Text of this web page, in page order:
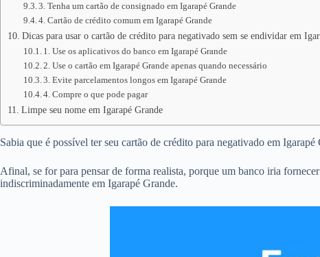
3. Tenha um cartão de consignado em Igarapé Grande
4. Cartão de crédito comum em Igarapé Grande
Dicas para usar o cartão de crédito para negativado sem se endividar em
1. Use os aplicativos do banco em Igarapé Grande
2. Use o cartão em Igarapé Grande apenas quando necessário
3. Evite parcelamentos longos em Igarapé Grande
4. Compre o que pode pagar
Limpe seu nome em Igarapé Grande
Sabia que é possível ter seu cartão de crédito para negativado em
Afinal, se for para pensar de forma realista, porque um banco iria
indiscriminadamente em Igarapé Grande.